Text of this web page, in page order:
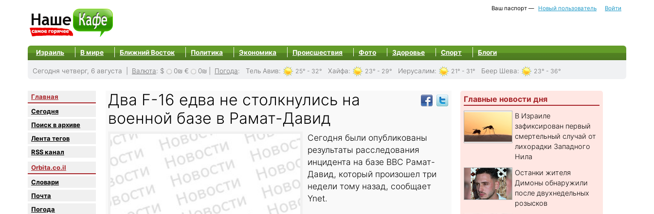
Ваш паспорт — Новый пользователь Войти
Израиль В мире Ближний Восток Политика Экономика Происшествия Фото Здоровье Спорт Блоги
Сегодня четверг, 6 августа | Валюта: $ 0₪ € 0₪ Погода: Тель Авив: 25° - 32° Хайфа: 23° - 29° Иерусалим: 21° - 31° Беер Шева: 23° - 36°
Главная
Сегодня
Поиск в архиве
Лента тегов
RSS канал
Orbita.co.il
Словари
Почта
Погода
Два F-16 едва не столкнулись на
военной базе в Рамат-Давид
Сегодня были опубликованы
результаты расследования
инцидента на базе ВВС Рамат-
Давид, который произошел три
недели тому назад, сообщает
Ynet.
Главные новости дня
В Израиле
зафиксирован первый
смертельный случай от
лихорадки Западного
Нила
Останки жителя
Димоны обнаружили
после двухнедельных
розысков